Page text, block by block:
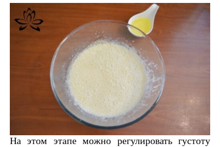
На этом этапе можно регулировать густоту